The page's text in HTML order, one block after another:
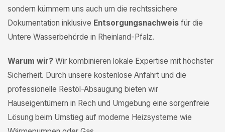
sondern kümmern uns auch um die rechtssichere
Dokumentation inklusive Entsorgungsnachweis für die
Untere Wasserbehörde in Rheinland-Pfalz.
Warum wir? Wir kombinieren lokale Expertise mit höchster
Sicherheit. Durch unsere kostenlose Anfahrt und die
professionelle Restöl-Absaugung bieten wir
Hauseigentümern in Rech und Umgebung eine sorgenfreie
Lösung beim Umstieg auf moderne Heizsysteme wie